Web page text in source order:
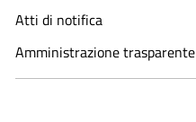
Atti di notifica
Amministrazione trasparente